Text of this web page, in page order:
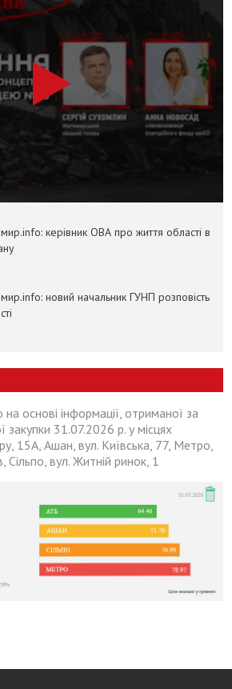
керівник ОВА про життя області в
новий начальник ГУНП розповість
основі інформації, отриманої за
31.07.2026 р. у місцях
15А, Ашан, вул. Київська, 77, Метро,
Сільпо, вул. Житній ринок, 1